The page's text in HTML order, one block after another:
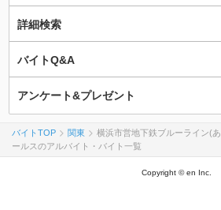
詳細検索
バイトQ&A
アンケート&プレゼント
バイトTOP 関東
横浜市営地下鉄ブルーライン(
ールスのアルバイト・バイト一覧
Copyright © en Inc.